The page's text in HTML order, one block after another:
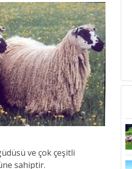
ve çok çeşitli
sahiptir.